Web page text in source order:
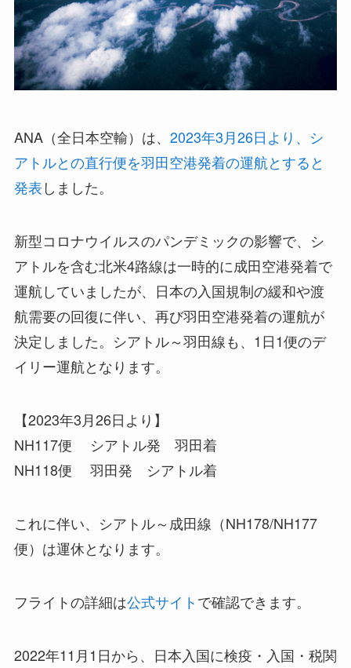
ANA（全日本空輸）は、 2023年3月26日より、シ
アトルとの直行便を羽田空港発着の運航とすると
発表しました。
新型コロナウイルスのパンデミックの影響で、シ
アトルを含む北米4路線は一時的に成田空港発着で
運航していましたが、日本の入国規制の緩和や渡
航需要の回復に伴い、再び羽田空港発着の運航が
決定しました。シアトル～羽田線も、1日1便のデ
イリー運航となります。
【2023年3月26日より】
NH117便 シアトル発 羽田着
NH118便 羽田発 シアトル着
これに伴い、シアトル～成田線（NH178/NH177
便）は運休となります。
フライトの詳細は公式サイトで確認できます。
2022年11月1日から、日本入国に検疫・入国・税関